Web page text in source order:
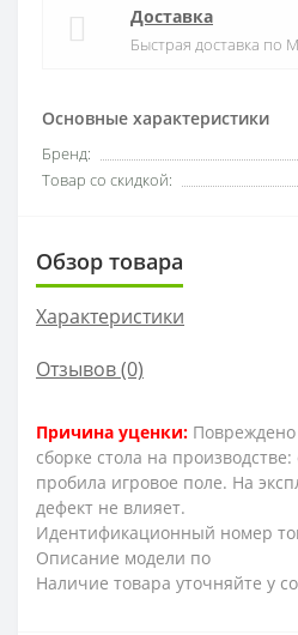
Основные характеристики
Бренд:
Товар со скидкой:
Доставка
Быстрая доставка по
Обзор товара
Характеристики
Отзывов (0)
Причина уценки:
сборке стола на
пробила игровое поле. На
дефект не влияет.
Идентификационный номер
Описание модели по
Наличие товара уточняйте у